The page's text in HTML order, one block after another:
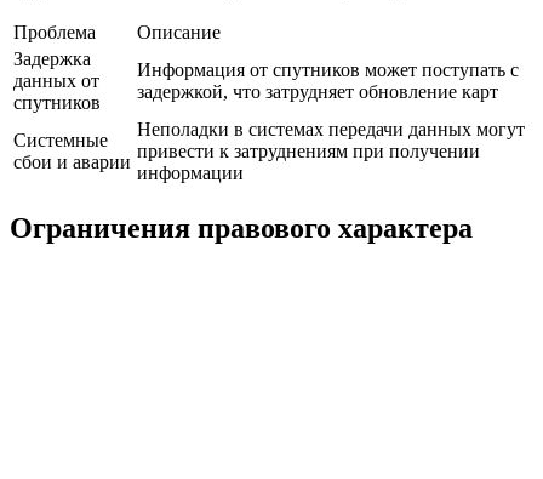
Проблема
Описание
Задержка
данных от
спутников
Информация от спутников может поступать с
задержкой, что затрудняет обновление карт
Системные
сбои и аварии
Неполадки в системах передачи данных могут
привести к затруднениям при получении
информации
Ограничения правового характера